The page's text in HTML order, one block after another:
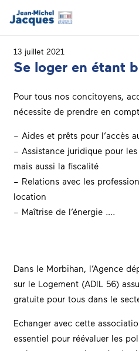
13 juillet 2021
Se loger en étant
Pour tous nos concitoyens,
nécessite de prendre en
– Aides et prêts pour l’accès
– Assistance juridique pour
mais aussi la fiscalité
– Relations avec les
location
– Maîtrise de l’énergie ….
Dans le Morbihan, l’Agence
sur le Logement (ADIL 56)
gratuite pour tous dans le
Echanger avec cette
essentiel pour réévaluer les